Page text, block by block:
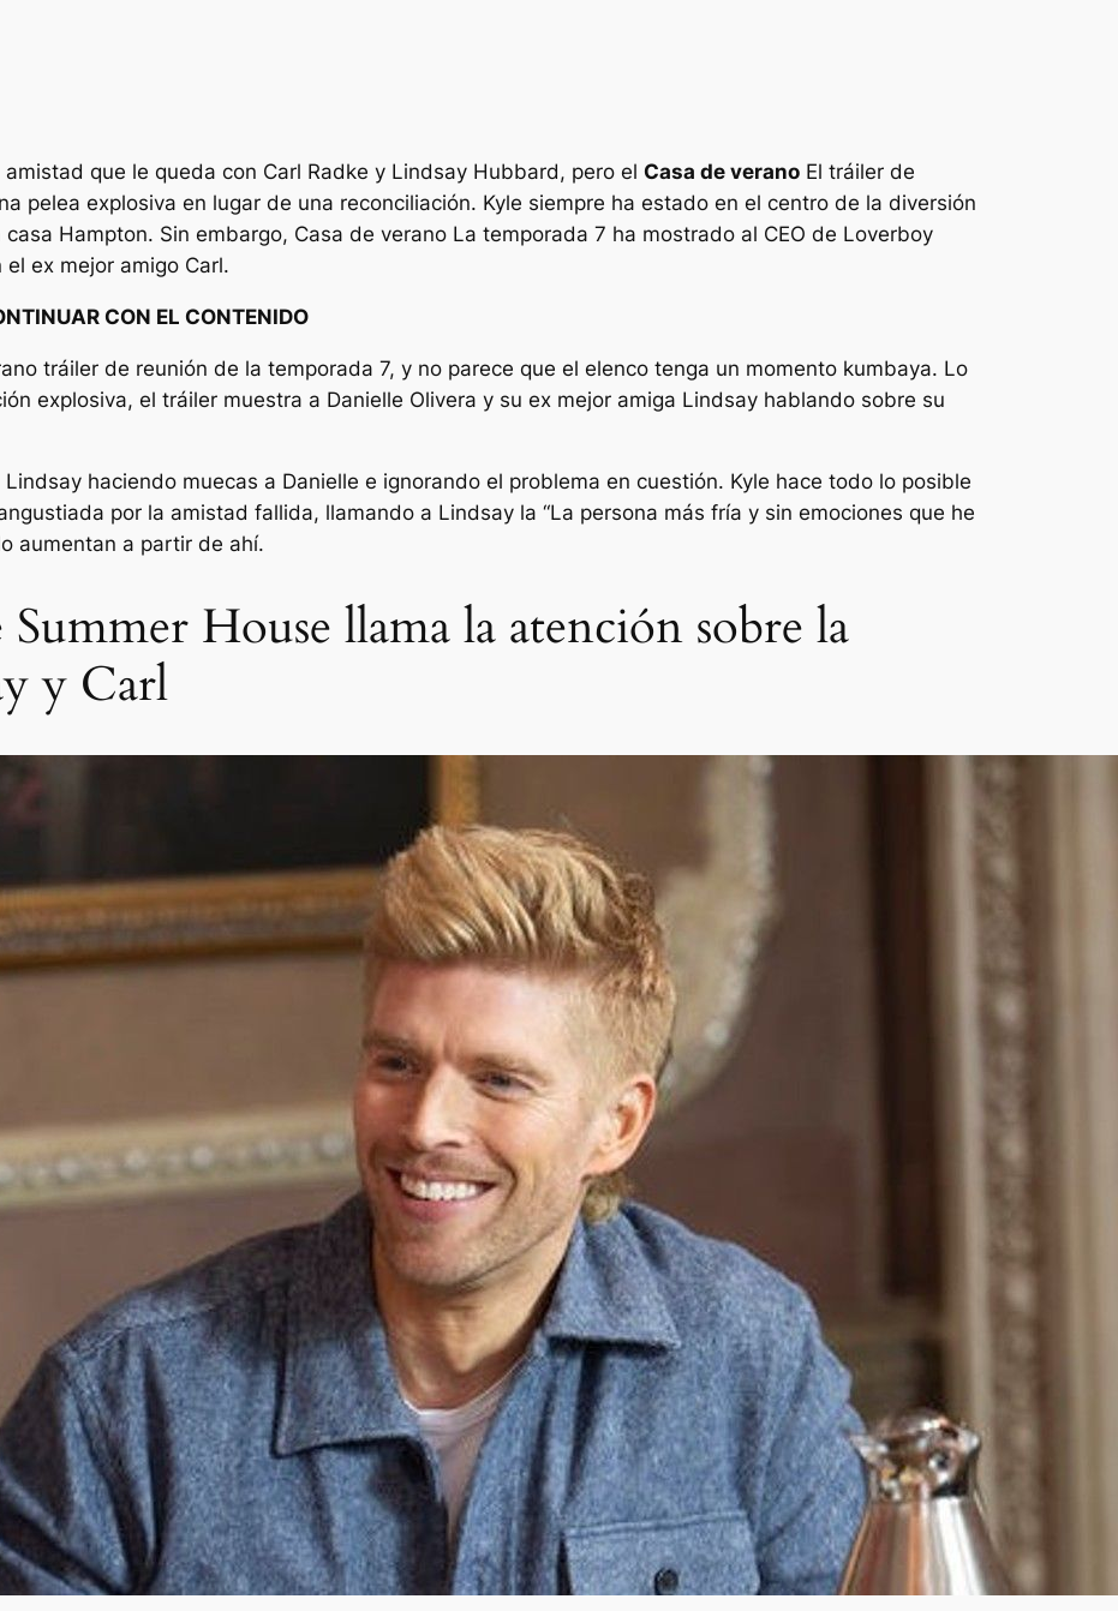
que le queda con Carl Radke y Lindsay Hubbard, pero el Casa de verano El tráiler de
pelea explosiva en lugar de una reconciliación. Kyle siempre ha estado en el centro de la diversión
Hampton. Sin embargo, Casa de verano La temporada 7 ha mostrado al CEO de Loverboy
ex mejor amigo Carl.
CON EL CONTENIDO
tráiler de reunión de la temporada 7, y no parece que el elenco tenga un momento kumbaya. Lo
explosiva, el tráiler muestra a Danielle Olivera y su ex mejor amiga Lindsay hablando sobre su
haciendo muecas a Danielle e ignorando el problema en cuestión. Kyle hace todo lo posible
por la amistad fallida, llamando a Lindsay la “La persona más fría y sin emociones que he
aumentan a partir de ahí.
House llama la atención sobre la
y Carl